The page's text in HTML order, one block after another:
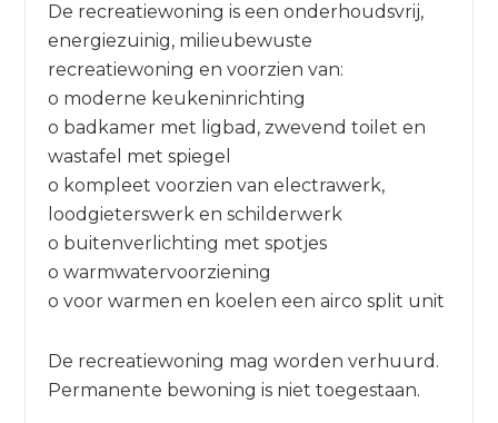
De recreatiewoning is een onderhoudsvrij,
energiezuinig, milieubewuste
recreatiewoning en voorzien van:
o moderne keukeninrichting
o badkamer met ligbad, zwevend toilet en
wastafel met spiegel
o kompleet voorzien van electrawerk,
loodgieterswerk en schilderwerk
o buitenverlichting met spotjes
o warmwatervoorziening
o voor warmen en koelen een airco split unit
De recreatiewoning mag worden verhuurd.
Permanente bewoning is niet toegestaan.